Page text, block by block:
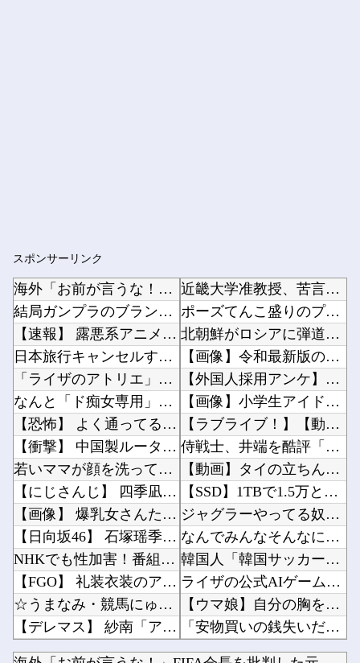
スポンサーリンク
海外「お前が言うな！」FIFA会長を批判した元名選手に海外から猛反発！（海外の反応）
結局ガンプラのブランドでRGが一番ハズレがないよね？
【速報】 露悪系アニメ、『この作品』の登場で最盛期を迎えてしまう…
日本旅行キャンセルすべきか…1万年ぶり史上最大級の火山の兆し＝韓国の反応
「ライザのアトリエ」仲間キャラ3人の画像＆プロフを公開！金髪緑眼のお嬢様「クラウディア」が...
なんと「ド痴女専用」のドスケベマンション！？
【恐怖】 よく通ってる美容室で顔の脱毛パックを始めたとのことだったので試してみることに→パ...
【衝撃】 中国製ルーター20機種にバックドア発見！ ネットに繋ぐだけで35秒ごとに中国のサ...
若いママが顔を洗っていた。何事も見て覚えるんだよ → 目の前にいる子はこうします…
【にじさんじ】 四季凪、VTuber昔話『竹取物語』を公開「発売元の会社が閉鎖している数十...
【画像】 爆乳女さんたち、お◯ぱいの血管が透けてしまうｗｗｗwｗｗｗｗｗｗｗｗ❤
【日向坂46】 石塚瑶季×乃木坂46井上和、まさかの裏話・・・
NHKでも性加害！番組出演者Ｘ特定なら降板ドミノ 被害者があえて〝最強〟労働組合を頼ったワ...
【FGO】 礼装衣装のアナスタシア皇女！！ お似合いです//////
☆うまなみ・競馬にゅーす速報 終了のお知らせ
【デレマス】 紗南「アイドルに似合うポケモン？」
ブログ更新停止のお知らせ
近畿大学准教授、苦言「みいちゃん呼びが揶揄する言葉として使われ、当事者から具体的な苦痛が訴...
ポーズてんこ盛りのプロアイドル田村真佑ちゃん！！！【乃木坂46】他
北朝鮮がロシアに弾道ミサイル40発供与、ミサイル部隊90人派遣開始…さらに80発見通し！他
【画像】令和最新版のあのちゃん、可愛過ぎてワイらにブッ刺さりまくりw w w w w w他
【外国人採用アンケ】諮問機関「差別、非公開答申」三重県「差別に当たらず、公表する方針を決定...
【画像】小学生アイドル「りりぴ」の激痩せダンス動画にファンが『絶句』してしまう・・・・他
【ラブライブ！】【動画】ひーが後輩にお姉ちゃん呼びさせてる…【声優】他
侍戦士、井端を酷評「選手との会話がほとんどなく意思疎通が難しかった。大谷さえ『マジで笑わな...
【動画】タイの立ちんぼ女子さん、路上で特別サービスをやってしまうｗｗｗｗｗｗｗ他
【SSD】1TBで1.5万とか、買った時の倍なんだけど今だと買い増してしまいそうで怖い他
ジャグラーやってる奴ってヤバいの多すぎじゃね？？？他
なんでみんなそんなに共産主義嫌なん？他
韓国人「韓国サッカー協会が行った国際試合の性的接待の全容がこちら…」→「完全に買収してる…...
ライザの公式AIゲーム、エッチすぎて始まる♥他
【ウマ娘】自分の胸を主張してトレーナーに迫るルラち他
「安物買いの銭失いだったねぇ」とインドネシア高速鉄道の最終処分に日本側騒然、国家予算は使わ...
【幽霊否定派、完全論破】幽霊がいないなら午前2時に一人で墓石を木刀で叩き割れるよな？ｗｗｗ...